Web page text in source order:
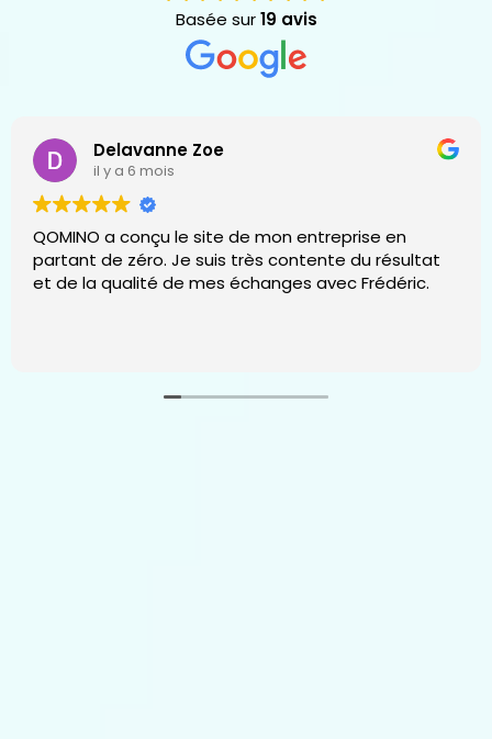
Basée sur19 avis
Delavanne Zoe
il y a 6 mois
QOMINO a conçu le site de mon entreprise en
partant de zéro. Je suis très contente du résultat
et de la qualité de mes échanges avec Frédéric.